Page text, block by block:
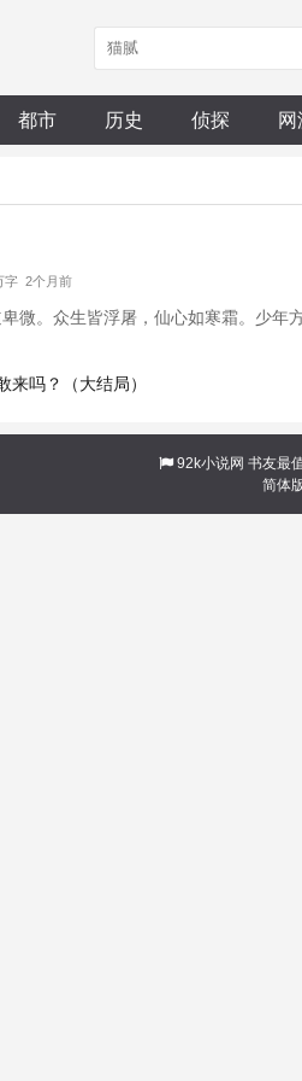
都市 历史 侦探 网
字 2个月前
微。众生皆浮屠，仙心如寒霜。少年
来吗？（大结局）
92k小说网 书友最
简体